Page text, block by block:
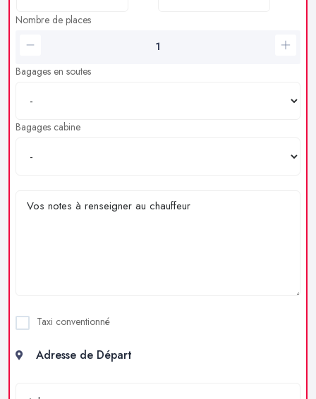
Nombre de places
Bagages en soutes
Bagages cabine
Taxi conventionné
Adresse de Départ